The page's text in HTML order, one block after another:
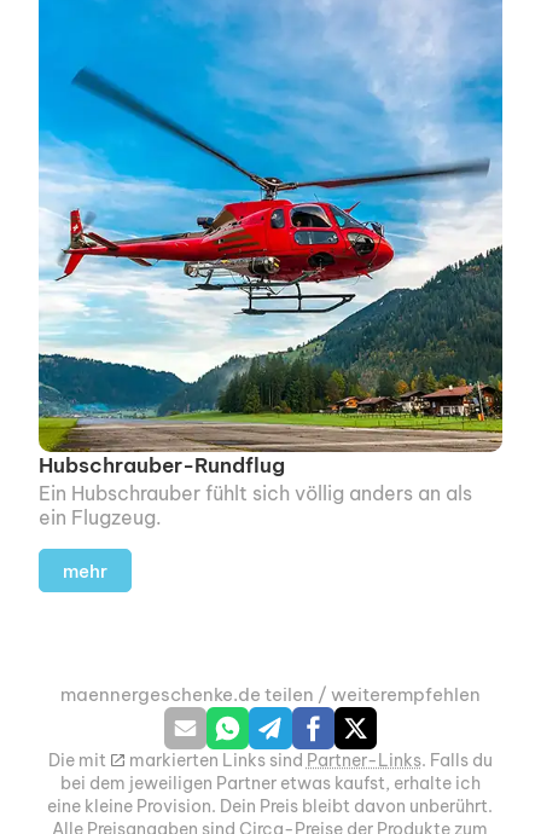
Hubschrauber-Rundflug
Ein Hubschrauber fühlt sich völlig anders an als
ein Flugzeug.
mehr
maennergeschenke.de teilen / weiterempfehlen
Die mit m markierten Links sind Partner-Links. Falls du
bei dem jeweiligen Partner etwas kaufst, erhalte ich
eine kleine Provision. Dein Preis bleibt davon unberührt.
Alle Preisangaben sind Circa-Preise der Produkte zum